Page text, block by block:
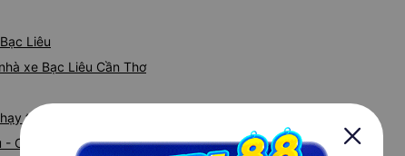
Liêu
xe Bạc Liêu Cần Thơ
tuyến đường Bạc Liêu đi Cần Thơ
Cần Thơ